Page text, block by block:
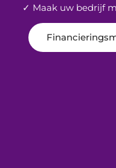
✓ Maak uw bedrijf